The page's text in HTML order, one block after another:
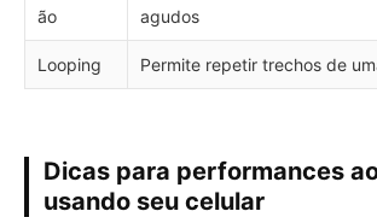
ão
agudos
Looping Permite repetir trechos de
Dicas para performances
usando seu celular